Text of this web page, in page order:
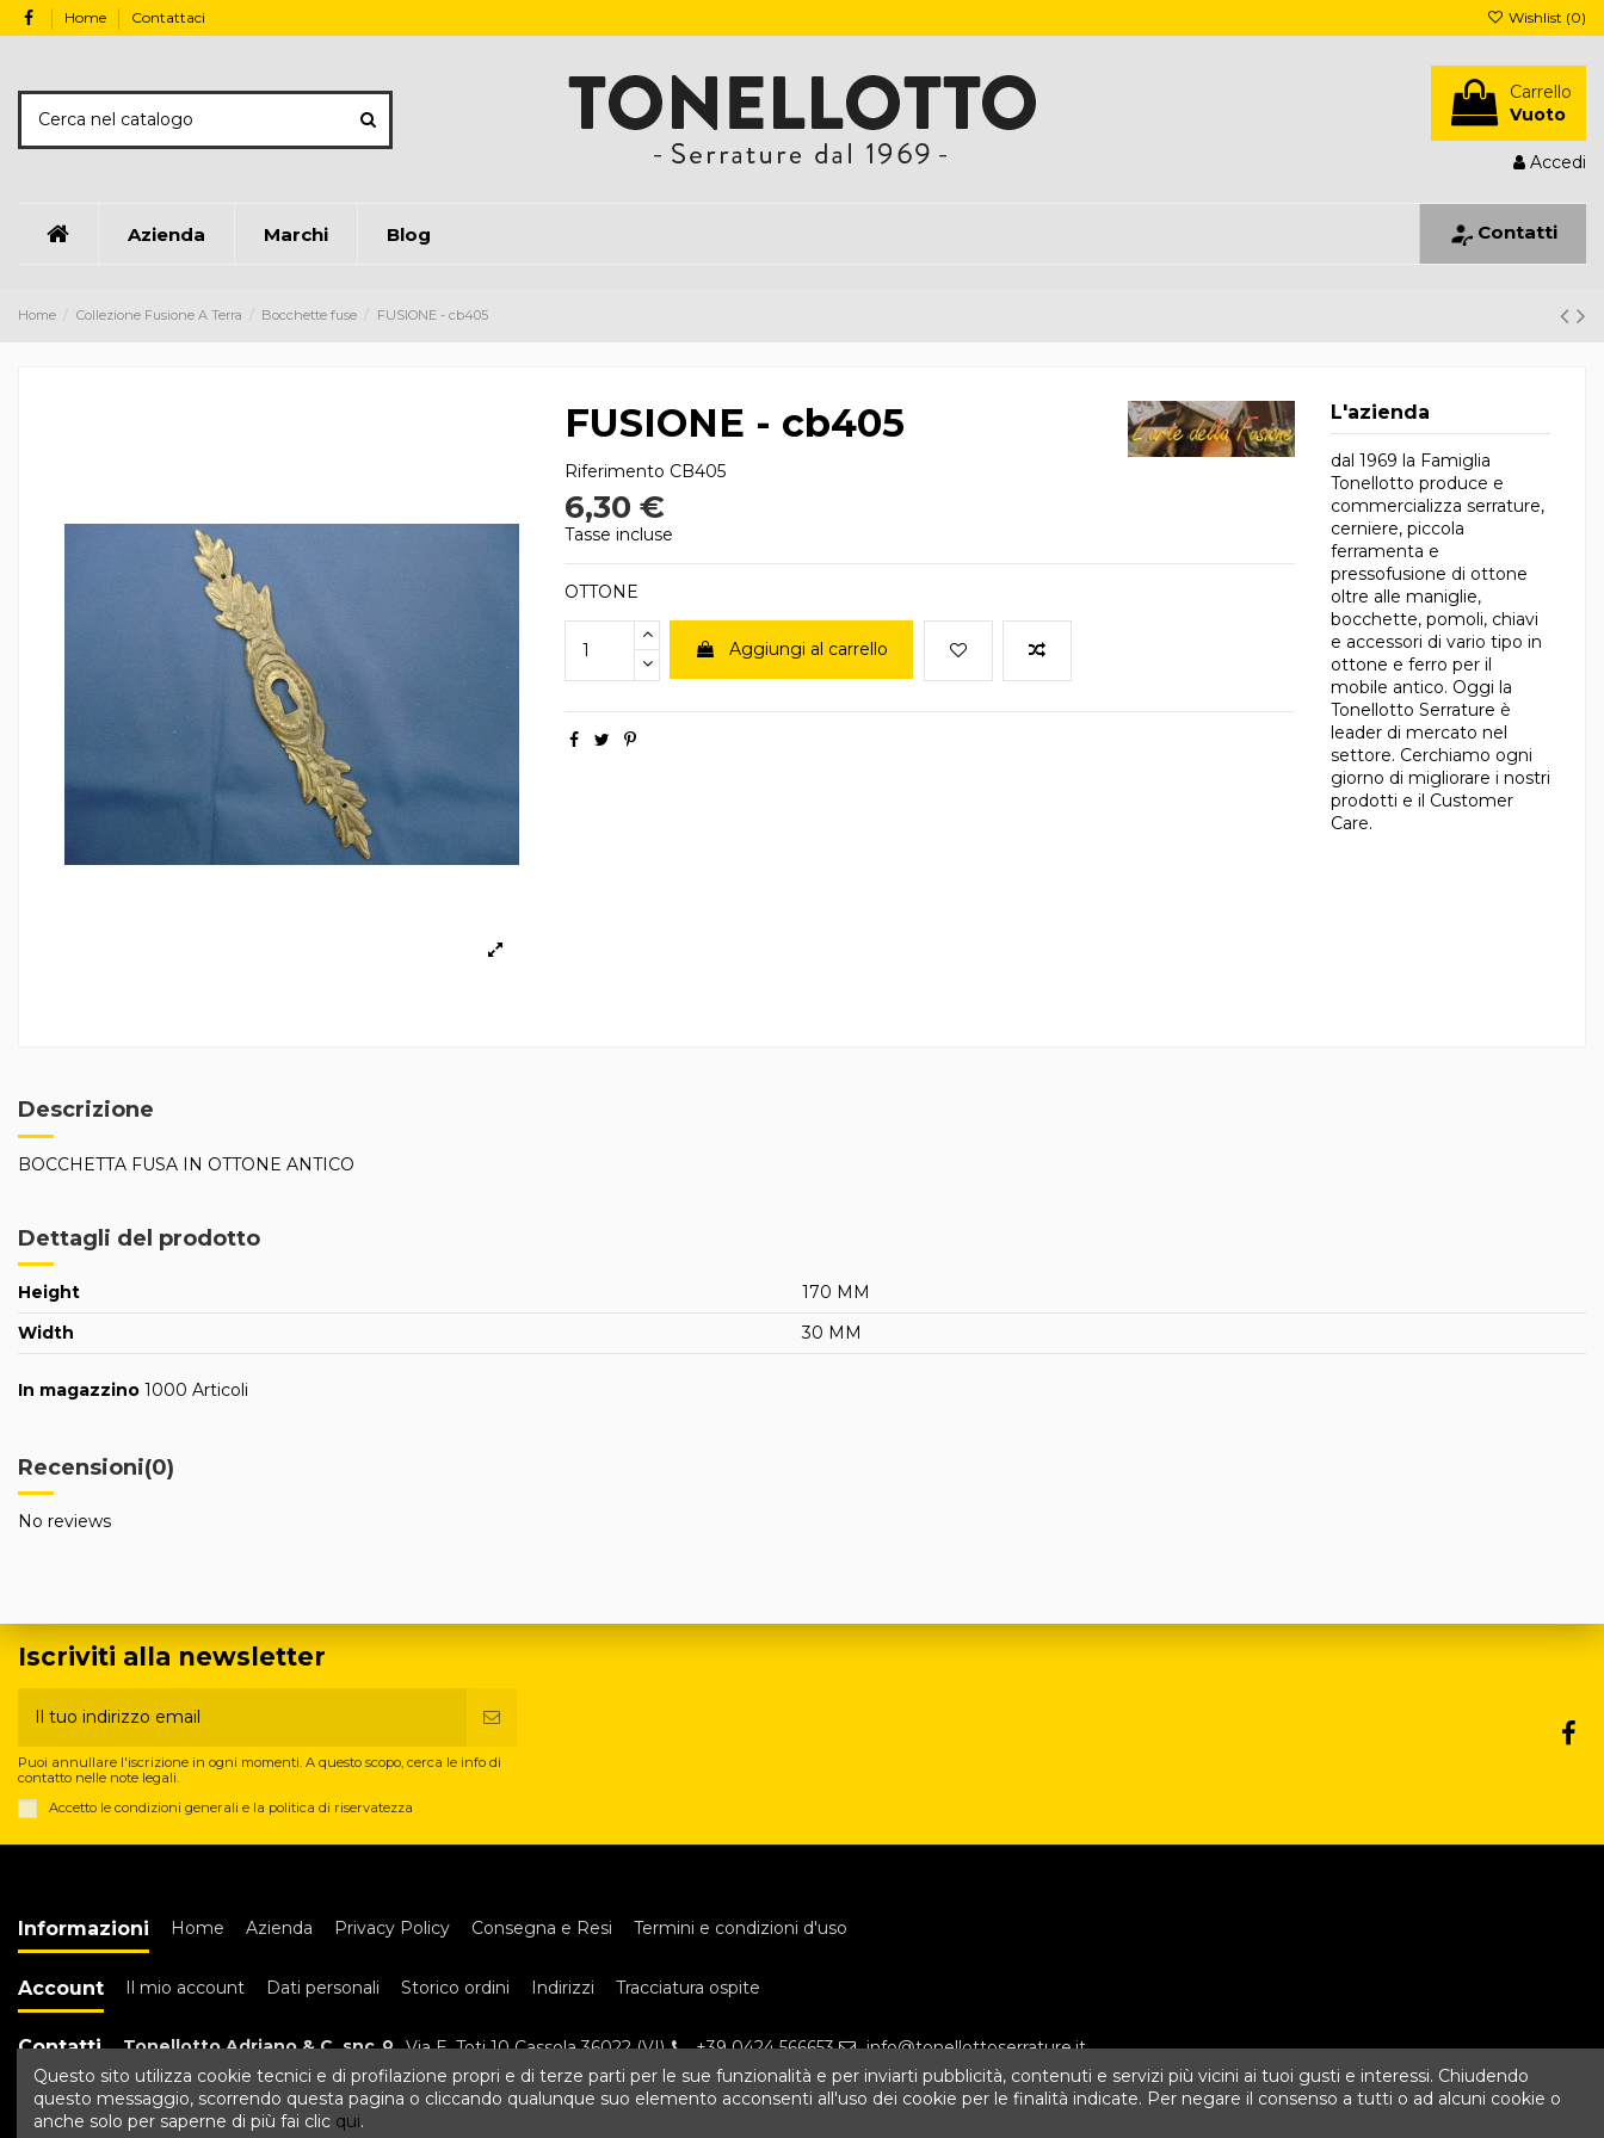
Home Contattaci Wishlist (0)
Carrello
Vuoto
Accedi
Azienda Marchi Blog Contatti
Home Collezione Fusione A Terra Bocchette fuse FUSIONE - cb405
FUSIONE - cb405
Riferimento CB405
6,30 €
Tasse incluse
OTTONE
Aggiungi al carrello
L'azienda
dal 1969 la Famiglia
Tonellotto produce e
commercializza serrature,
cerniere, piccola
ferramenta e
pressofusione di ottone
oltre alle maniglie,
bocchette, pomoli, chiavi
e accessori di vario tipo in
ottone e ferro per il
mobile antico. Oggi la
Tonellotto Serrature è
leader di mercato nel
settore. Cerchiamo ogni
giorno di migliorare i nostri
prodotti e il Customer
Care.
Descrizione
BOCCHETTA FUSA IN OTTONE ANTICO
Dettagli del prodotto
Height
170 MM
Width
30 MM
In magazzino 1000 Articoli
Recensioni(0)
No reviews
Iscriviti alla newsletter
Puoi annullare l'iscrizione in ogni momenti. A questo scopo, cerca le info di
contatto nelle note legali.
Accetto le condizioni generali e la politica di riservatezza
Informazioni Home Azienda Privacy Policy Consegna e Resi Termini e condizioni d'uso
Account Il mio account Dati personali Storico ordini Indirizzi Tracciatura ospite
Contatti Tonellotto Adriano & C. snc Via E. Toti 10 Cassola 36022 (VI) +39 0424 566653
info@tonellottoserrature.it
Questo sito utilizza cookie tecnici e di profilazione propri e di terze parti per le sue funzionalità e per inviarti pubblicità, contenuti e servizi più vicini ai tuoi gusti e interessi. Chiudendo
questo messaggio, scorrendo questa pagina o cliccando qualunque suo elemento acconsenti all'uso dei cookie per le finalità indicate. Per negare il consenso a tutti o ad alcuni cookie o
anche solo per saperne di più fai clic qui.